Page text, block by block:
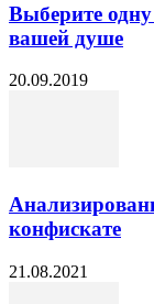
Выберите одну
вашей душе
20.09.2019
конфискате
21.08.2021